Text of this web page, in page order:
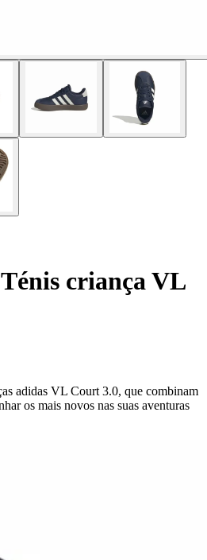
Ténis criança VL
adidas VL Court 3.0, que combinam
os mais novos nas suas aventuras